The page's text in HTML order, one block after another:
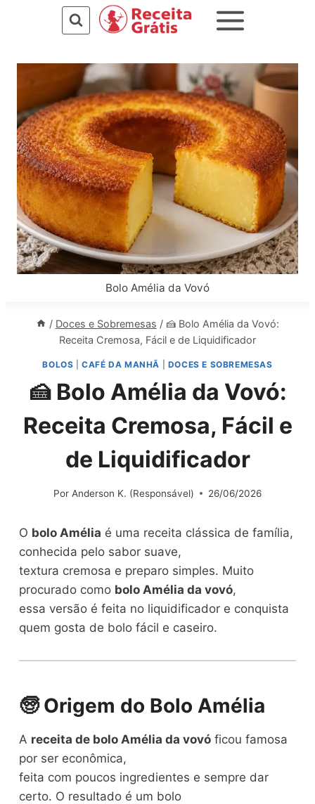
Conteúdo
Bolo Amélia da Vovó
/ Doces e Sobremesas / 🍰 Bolo Amélia da Vovó:
Receita Cremosa, Fácil e de Liquidificador
BOLOS |CAFÉ DA MANHÃ DOCES E SOBREMESAS
🍰 Bolo Amélia da Vovó:
Receita Cremosa, Fácil e
de Liquidificador
Por Anderson K. (Responsável) 26/06/2026
O bolo Amélia é uma receita clássica de família,
conhecida pelo sabor suave,
textura cremosa e preparo simples. Muito
procurado como bolo Amélia da vovó,
essa versão é feita no liquidificador e conquista
quem gosta de bolo fácil e caseiro.
🧓 Origem do Bolo Amélia
A receita de bolo Amélia da vovó ficou famosa
por ser econômica,
feita com poucos ingredientes e sempre dar
certo. O resultado é um bolo